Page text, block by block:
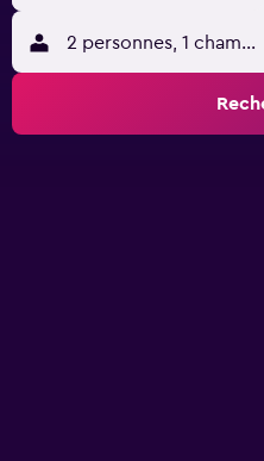
2 personnes, 1 chambre